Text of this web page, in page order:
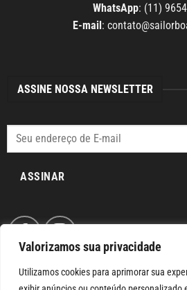
Valorizamos sua privacidade
Utilizamos cookies para aprimorar sua
WhatsApp: (11)
E-mail:
ASSINE NOSSA NEWSLETTER
ASSINAR